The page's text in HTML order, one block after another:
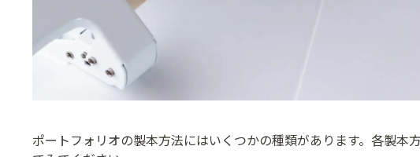
ポートフォリオの製本方法にはいくつかの種類があります。各製本